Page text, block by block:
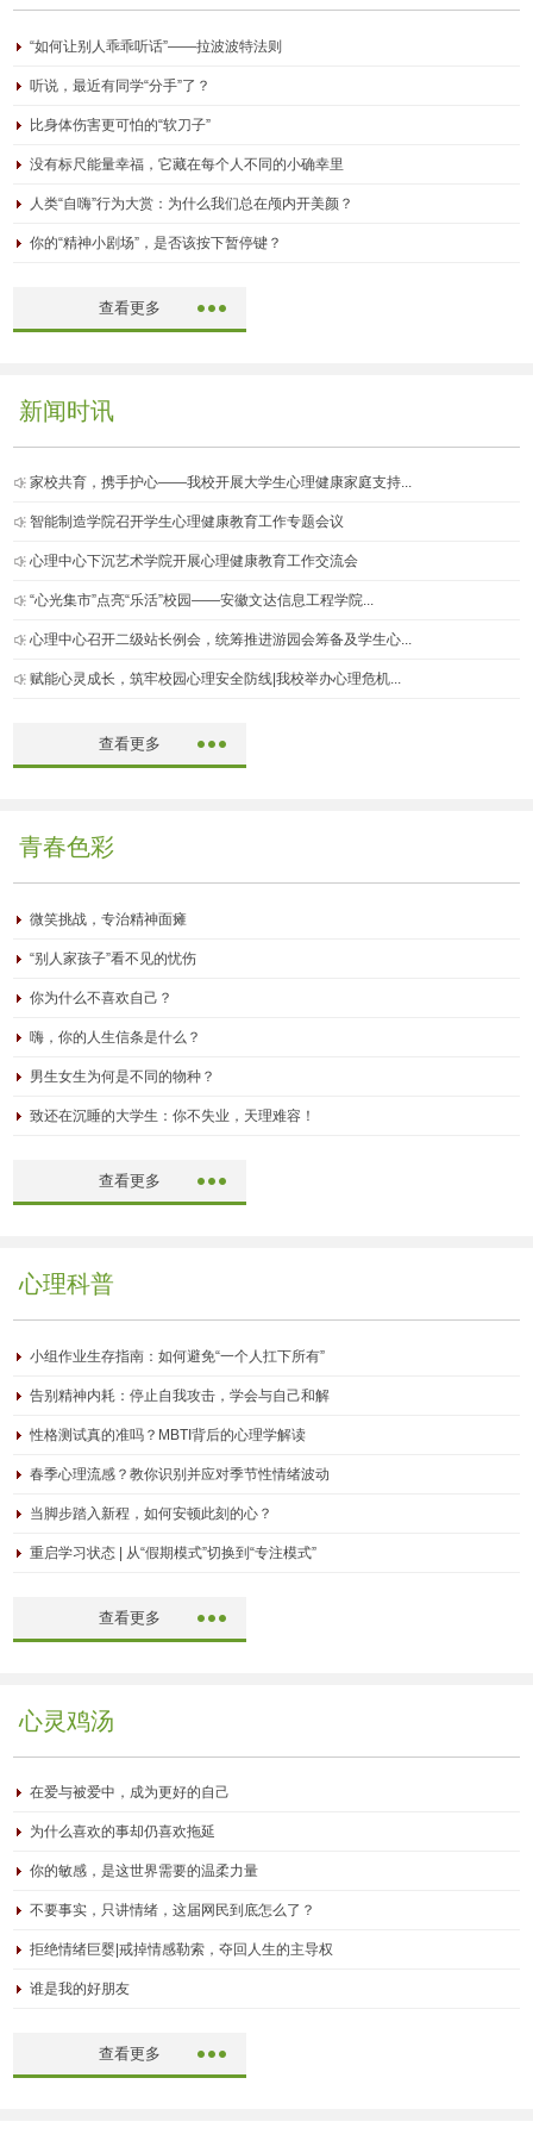
“如何让别人乖乖听话”——拉波波特法则
听说，最近有同学“分手”了？
比身体伤害更可怕的“软刀子”
没有标尺能量幸福，它藏在每个人不同的小确幸里
人类“自嗨”行为大赏：为什么我们总在颅内开美颜？
你的“精神小剧场”，是否该按下暂停键？
查看更多
新闻时讯
家校共育，携手护心——我校开展大学生心理健康家庭支持...
智能制造学院召开学生心理健康教育工作专题会议
心理中心下沉艺术学院开展心理健康教育工作交流会
“心光集市”点亮“乐活”校园——安徽文达信息工程学院...
心理中心召开二级站长例会，统筹推进游园会筹备及学生心...
赋能心灵成长，筑牢校园心理安全防线|我校举办心理危机...
查看更多
青春色彩
微笑挑战，专治精神面瘫
“别人家孩子”看不见的忧伤
你为什么不喜欢自己？
嗨，你的人生信条是什么？
男生女生为何是不同的物种？
致还在沉睡的大学生：你不失业，天理难容！
查看更多
心理科普
小组作业生存指南：如何避免“一个人扛下所有”
告别精神内耗：停止自我攻击，学会与自己和解
性格测试真的准吗？MBTI背后的心理学解读
春季心理流感？教你识别并应对季节性情绪波动
当脚步踏入新程，如何安顿此刻的心？
重启学习状态 | 从“假期模式”切换到“专注模式”
查看更多
心灵鸡汤
在爱与被爱中，成为更好的自己
为什么喜欢的事却仍喜欢拖延
你的敏感，是这世界需要的温柔力量
不要事实，只讲情绪，这届网民到底怎么了？
拒绝情绪巨婴|戒掉情感勒索，夺回人生的主导权
谁是我的好朋友
查看更多